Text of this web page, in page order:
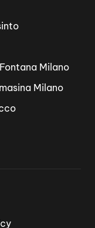
Milano
Milano